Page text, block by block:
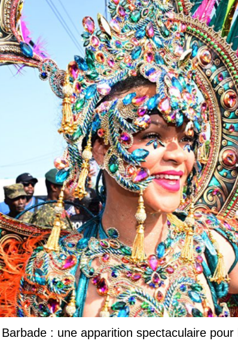
: une apparition spectaculaire